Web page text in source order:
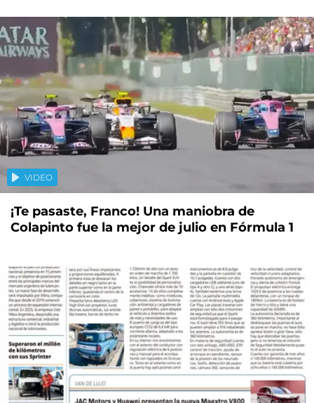
VIDEO
¡Te pasaste, Franco! Una maniobra de
Colapinto fue la mejor de julio en Fórmula 1